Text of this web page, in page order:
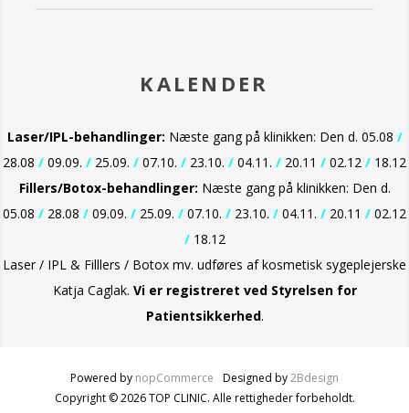
KALENDER
Laser/IPL-behandlinger: Næste gang på klinikken: Den d. 05.08 /
28.08 / 09.09. / 25.09. / 07.10. / 23.10. / 04.11. / 20.11 / 02.12 / 18.12
Fillers/Botox-behandlinger: Næste gang på klinikken: Den d.
05.08 / 28.08 / 09.09. / 25.09. / 07.10. / 23.10. / 04.11. / 20.11 / 02.12
/18.12
Laser / IPL & Filllers / Botox mv. udføres af kosmetisk sygeplejerske
Katja Caglak. Vi er registreret ved Styrelsen for
Patientsikkerhed.
Powered by nopCommerce Designed by2Bdesign
Copyright © 2026 TOP CLINIC. Alle rettigheder forbeholdt.